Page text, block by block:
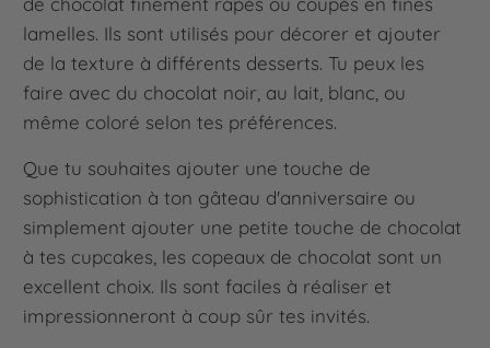
lamelles. Ils sont utilisés pour décorer et ajouter
de la texture à différents desserts. Tu peux les
faire avec du chocolat noir, au lait, blanc, ou
même coloré selon tes préférences.
Que tu souhaites ajouter une touche de
sophistication à ton gâteau d'anniversaire ou
simplement ajouter une petite touche de chocolat
à tes cupcakes, les copeaux de chocolat sont un
excellent choix. Ils sont faciles à réaliser et
impressionneront à coup sûr tes invités.